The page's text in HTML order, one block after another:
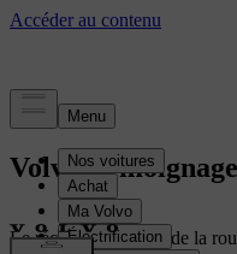
Volvo
Le récit d'un rescapé de la